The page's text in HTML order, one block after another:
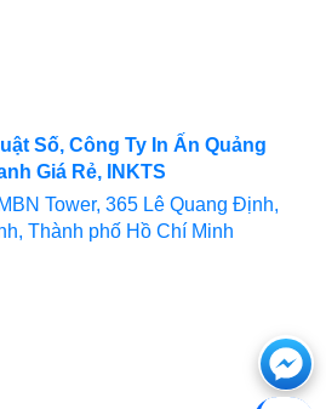
Số, Công Ty In Ấn Quảng
Giá Rẻ, INKTS
Tower, 365 Lê Quang Định,
Thành phố Hồ Chí Minh